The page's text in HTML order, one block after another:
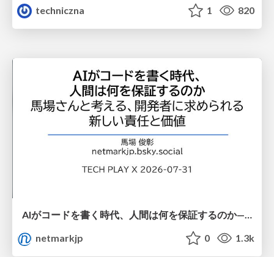
techniczna
1 820
AIがコードを書く時代、人間は何を保証するのか———馬場さんと考える、開発者に求められる新しい責任と価値 - TECH PLAY
netmarkjp
0 1.3k